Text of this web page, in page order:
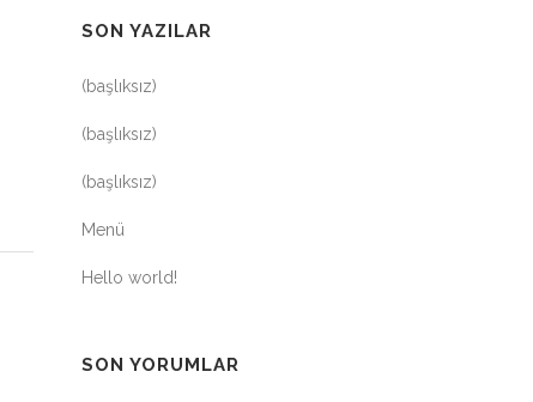
SON YAZILAR
(başlıksız)
(başlıksız)
(başlıksız)
Menü
Hello world!
SON YORUMLAR